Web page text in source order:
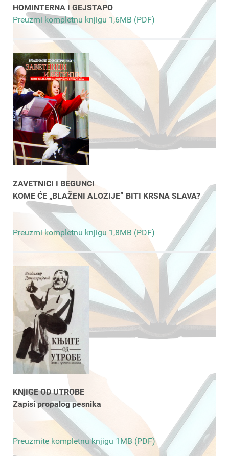
HOMINTERNA I GEJSTAPO
Preuzmi kompletnu knjigu 1,6MB (PDF)
ZAVETNICI I BEGUNCI
KOME ĆE „BLAŽENI ALOZIJE” BITI KRSNA SLAVA?
Preuzmi kompletnu knjigu 1,8MB (PDF)
KNjIGE OD UTROBE
Zapisi propalog pesnika
Preuzmite kompletnu knjigu 1MB (PDF)